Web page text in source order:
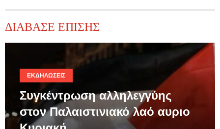
ΔΙΑΒΑΣΕ ΕΠΙΣΗΣ
ΕΚΔΗΛΏΣΕΙΣ
Συγκέντρωση αλληλεγγύης
στον Παλαιστινιακό λαό αυριο